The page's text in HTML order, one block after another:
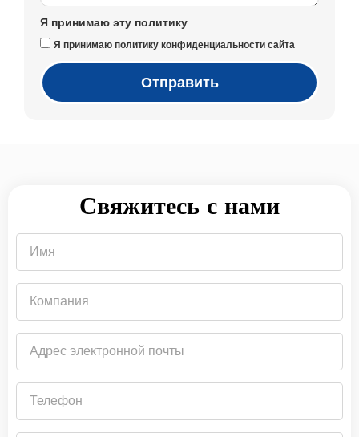
Я принимаю эту политику
Я принимаю политику конфиденциальности сайта
Отправить
Свяжитесь с нами
электронной
почты